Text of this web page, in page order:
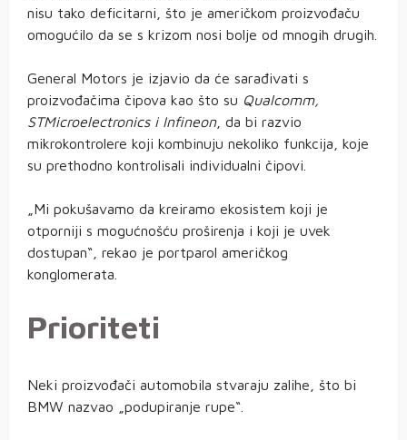
nisu tako deficitarni, što je američkom proizvođaču
omogućilo da se s krizom nosi bolje od mnogih drugih.
General Motors je izjavio da će sarađivati s
proizvođačima čipova kao što su Qualcomm,
STMicroelectronics i Infineon, da bi razvio
mikrokontrolere koji kombinuju nekoliko funkcija, koje
su prethodno kontrolisali individualni čipovi.
„Mi pokušavamo da kreiramo ekosistem koji je
otporniji s mogućnošću proširenja i koji je uvek
dostupan“, rekao je portparol američkog
konglomerata.
Prioriteti
Neki proizvođači automobila stvaraju zalihe, što bi
BMW nazvao „podupiranje rupe“.